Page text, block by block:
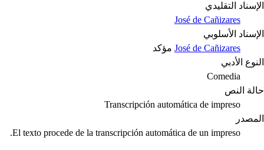
الإسناد التقليدي
José de Cañizares
الإسناد الأسلوبي
José de Cañizares مؤكد
النوع الأدبي
Comedia
حالة النص
Transcripción automática de impreso
المصدر
El texto procede de la transcripción automática de un impreso.